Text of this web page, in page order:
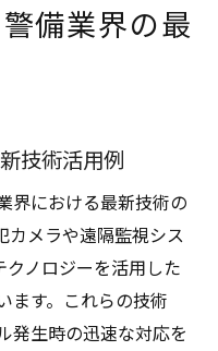
備業界の最
技術活用例
界における最新技術の
カメラや遠隔監視シス
クノロジーを活用した
ます。これらの技術
発生時の迅速な対応を